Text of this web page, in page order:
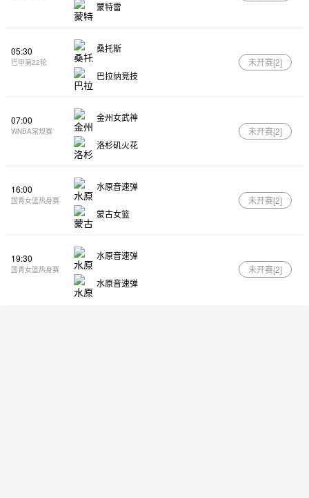
蒙特雷
05:30
巴甲第22轮
桑托斯
巴拉纳竞技
未开赛[2]
07:00
WNBA常规赛
金州女武神
洛杉矶火花
未开赛[2]
16:00
国青女篮热身赛
水原音速弹
蒙古女篮
未开赛[2]
19:30
国青女篮热身赛
水原音速弹
水原音速弹
未开赛[2]